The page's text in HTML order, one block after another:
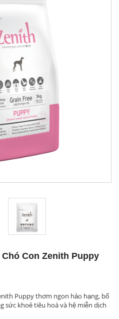
Con Zenith Puppy
Puppy thơm ngon hảo hạng, bổ
sức khoẻ tiêu hoá và hệ miễn dịch